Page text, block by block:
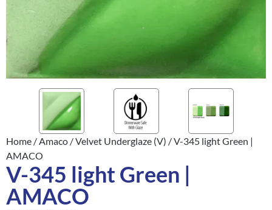
Home /Amaco /Velvet Underglaze (V) / V-345 light Green |
AMACO
V-345 light Green |
AMACO